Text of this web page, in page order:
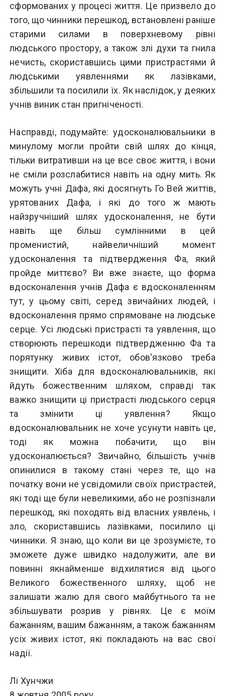
сформованих у процесі життя. Це призвело до
того, що чинники перешкод, встановлені раніше
старими силами в поверхневому рівні
людського простору, а також злі духи та гнила
нечисть, скориставшись цими пристрастями й
людськими уявленнями як лазівками,
збільшили та посилили їх. Як наслідок, у деяких
учнів виник стан пригніченості.
Насправді, подумайте: удосконалювальники в
минулому могли пройти свій шлях до кінця,
тільки витративши на це все своє життя, і вони
не сміли розслабитися навіть на одну мить. Як
можуть учні Дафа, які досягнуть Го Вей життів,
урятованих Дафа, і які до того ж мають
найзручніший шлях удосконалення, не бути
навіть ще більш сумлінними в цей
променистий, найвеличніший момент
удосконалення та підтвердження Фа, який
пройде миттєво? Ви вже знаєте, що форма
вдосконалення учнів Дафа є вдосконаленням
тут, у цьому світі, серед звичайних людей, і
вдосконалення прямо спрямоване на людське
серце. Усі людські пристрасті та уявлення, що
створюють перешкоди підтвердженню Фа та
порятунку живих істот, обов'язково треба
знищити. Хіба для вдосконалювальників, які
йдуть божественним шляхом, справді так
важко знищити ці пристрасті людського серця
та змінити ці уявлення? Якщо
вдосконалювальник не хоче усунути навіть це,
тоді як можна побачити, що він
удосконалюється? Звичайно, більшість учнів
опинилися в такому стані через те, що на
початку вони не усвідомили своїх пристрастей,
які тоді ще були невеликими, або не розпізнали
перешкод, які походять від власних уявлень, і
зло, скориставшись лазівками, посилило ці
чинники. Я знаю, що коли ви це зрозумієте, то
зможете дуже швидко надолужити, але ви
повинні якнайменше відхилятися від цього
Великого божественного шляху, щоб не
залишати жалю для свого майбутнього та не
збільшувати розрив у рівнях. Це є моїм
бажанням, вашим бажанням, а також бажанням
усіх живих істот, які покладають на вас свої
надії.
Лі Хунчжи